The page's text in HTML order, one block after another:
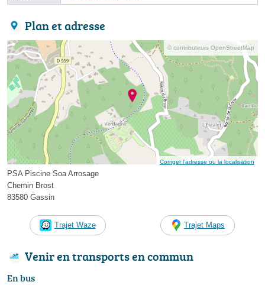
Plan et adresse
© contributeurs OpenStreetMap
Corriger l’adresse ou la localisation
PSA Piscine Soa Arrosage
Chemin Brost
83580 Gassin
Trajet Waze Trajet Maps
Venir en transports en commun
En bus